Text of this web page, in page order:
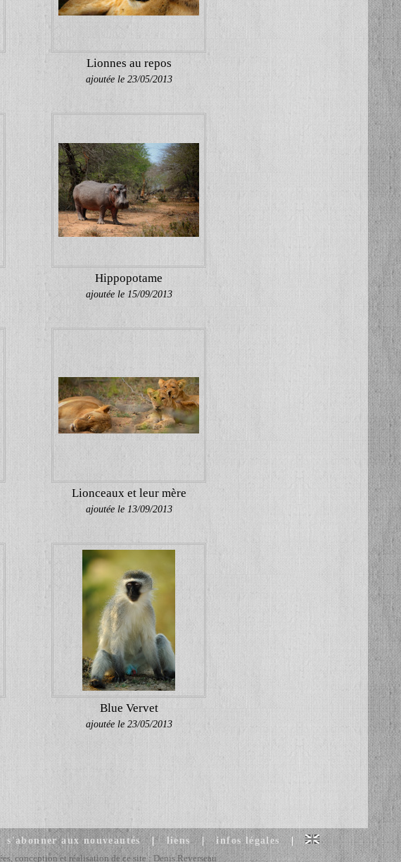
Lionnes au repos
ajoutée le 23/05/2013
Hippopotame
ajoutée le 15/09/2013
Lionceaux et leur mère
ajoutée le 13/09/2013
Blue Vervet
ajoutée le 23/05/2013
s'abonner aux nouveautés|liens |infos légales |
conception et réalisation de ce site : Denis Reverseau